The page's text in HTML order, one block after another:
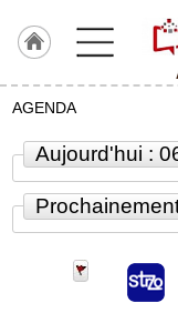
J'adhère
ACCUEIL
Autriche
AGENDA
Aujourd'hui :